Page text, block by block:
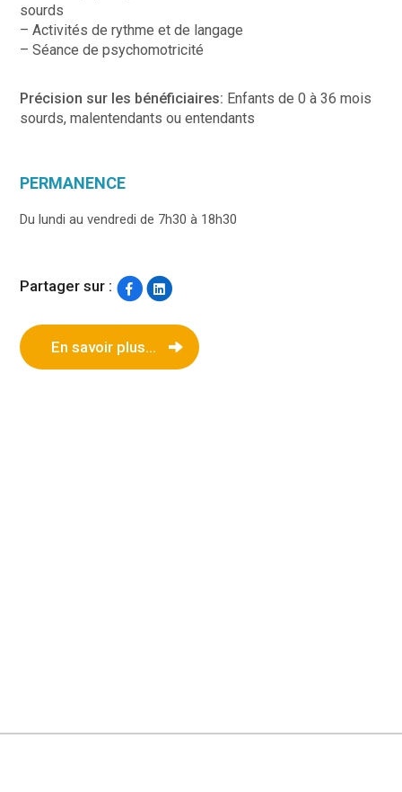
sourds
– Activités de rythme et de langage
– Séance de psychomotricité
Précision sur les bénéficiaires: Enfants de 0 à 36 mois
sourds, malentendants ou entendants
PERMANENCE
Du lundi au vendredi de 7h30 à 18h30
Partager sur :
En savoir plus...